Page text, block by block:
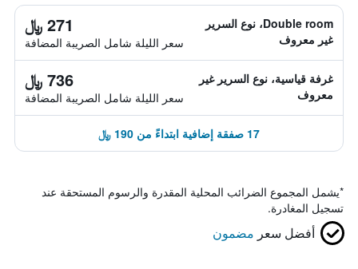
Double room، نوع السرير
غير معروف
271 ﷼
سعر الليلة شامل الصريبة المضافة
غرفة قياسية، نوع السرير غير
معروف
736 ﷼
سعر الليلة شامل الصريبة المضافة
17 صفقة إضافية ابتداءً من 190 ﷼
*يشمل المجموع الضرائب المحلية المقدرة والرسوم المستحقة عند
تسجيل المغادرة.
أفضل سعر مضمون